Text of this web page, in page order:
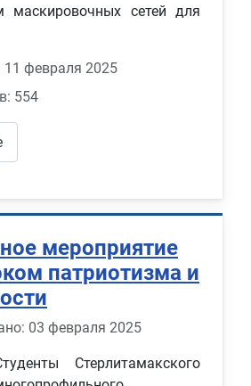
маскировочных сетей для
11 февраля 2025
554
мероприятие
патриотизма и
материале
03 февраля 2025
Стерлитамакского